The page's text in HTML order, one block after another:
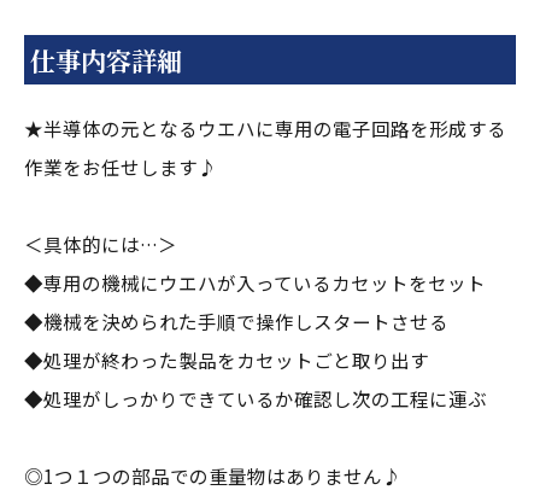
仕事内容詳細
★半導体の元となるウエハに専用の電子回路を形成する
作業をお任せします♪
＜具体的には…＞
◆専用の機械にウエハが入っているカセットをセット
◆機械を決められた手順で操作しスタートさせる
◆処理が終わった製品をカセットごと取り出す
◆処理がしっかりできているか確認し次の工程に運ぶ
◎1つ１つの部品での重量物はありません♪